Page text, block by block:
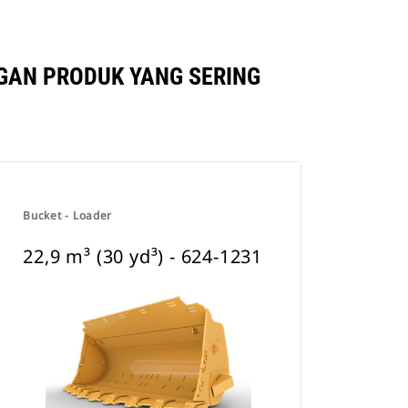
PRODUK YANG SERING
Bucket - Loader
22,9 m³ (30 yd³) - 624-1231